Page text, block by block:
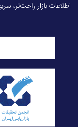
اطلاعات بازار راحت‌تر،